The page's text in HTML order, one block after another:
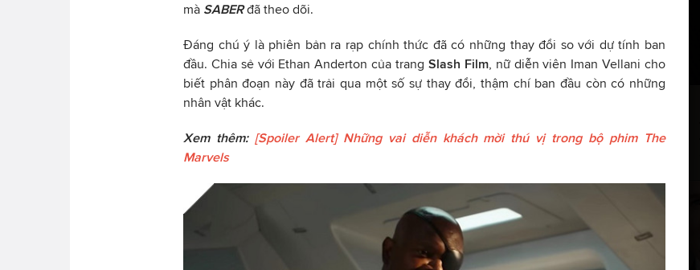
mà SABERđã theo dõi.
Đáng chú ý là phiên bản ra rạp chính thức đã có những thay đổi so với dự tính ban
đầu. Chia sẻ với Ethan Anderton của trang Slash Film, nữ diễn viên Iman Vellani cho
biết phân đoạn này đã trải qua một số sự thay đổi, thậm chí ban đầu còn có những
nhân vật khác.
Xem thêm: [Spoiler Alert] Những vai diễn khách mời thú vị trong bộ phim The
Marvels